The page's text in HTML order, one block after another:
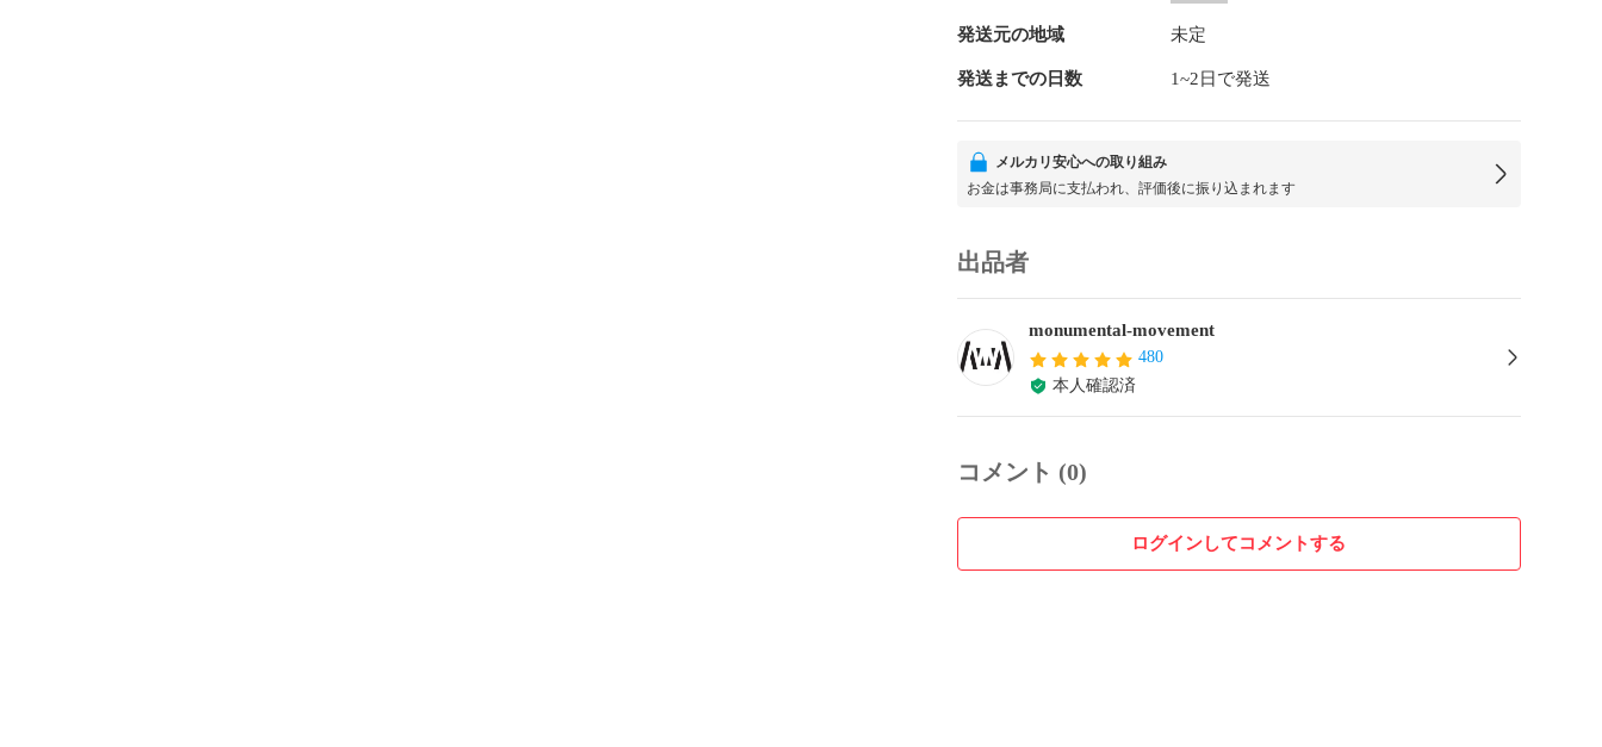
発送元の地域 未定
発送までの日数 1~2日で発送
メルカリ安心への取り組み
お金は事務局に支払われ、評価後に振り込まれます
出品者
monumental-movement
480
本人確認済
コメント (0)
ログインしてコメントする